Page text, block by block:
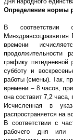
Определение нормы
В соответствии
времени
продолжительности
графику
субботу и
работы (смены). Так,
времени – 8 часов,
она составит 7,2 часа,
Исчисленная в
распространяется на
В соответствииc
рабочего дня или